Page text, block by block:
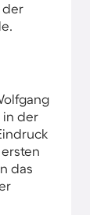
der
in der
das